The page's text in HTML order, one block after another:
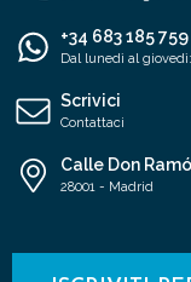
+34 683 185 759
Dal lunedì al
Scrivici
Contattaci
Calle Don
28001 - Madrid